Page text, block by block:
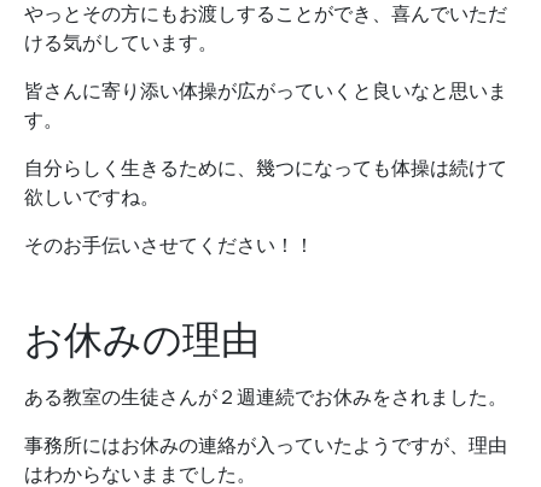
やっとその方にもお渡しすることができ、喜んでいただ
ける気がしています。
皆さんに寄り添い体操が広がっていくと良いなと思いま
す。
自分らしく生きるために、幾つになっても体操は続けて
欲しいですね。
そのお手伝いさせてください！！
お休みの理由
ある教室の生徒さんが２週連続でお休みをされました。
事務所にはお休みの連絡が入っていたようですが、理由
はわからないままでした。